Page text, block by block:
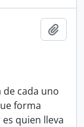
cada uno
forma
quien lleva